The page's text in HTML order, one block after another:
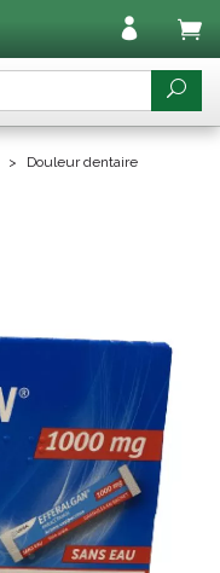
Douleur dentaire